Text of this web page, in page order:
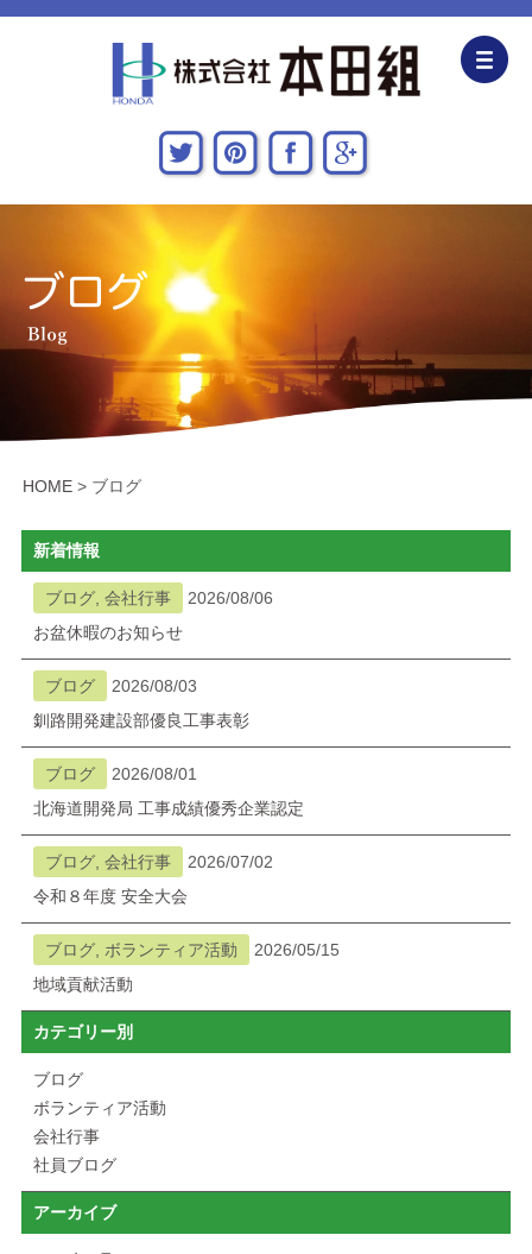
企業情報
CSR活動
主な施工実績
関連会社
お問い合わせ・アクセス
HOME > ブログ
新着情報
ブログ, 会社行事
2026/08/06
お盆休暇のお知らせ
ブログ
2026/08/03
釧路開発建設部優良工事表彰
ブログ
2026/08/01
北海道開発局 工事成績優秀企業認定
ブログ, 会社行事
2026/07/02
令和８年度 安全大会
ブログ, ボランティア活動
2026/05/15
地域貢献活動
カテゴリー別
ブログ
ボランティア活動
会社行事
社員ブログ
アーカイブ